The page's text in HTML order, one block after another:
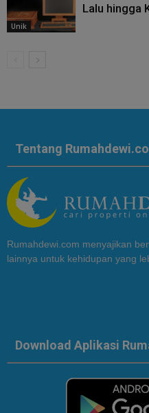
Unik
Lalu hingga
Tentang
Rumahdewi.com menyajikan
lainnya untuk kehidupan yang
Download Aplikasi